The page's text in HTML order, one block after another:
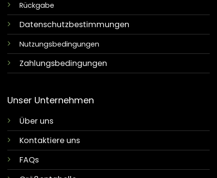
Rückgabe
Datenschutzbestimmungen
Nutzungsbedingungen
Zahlungsbedingungen
Unser Unternehmen
Über uns
Kontaktiere uns
FAQs